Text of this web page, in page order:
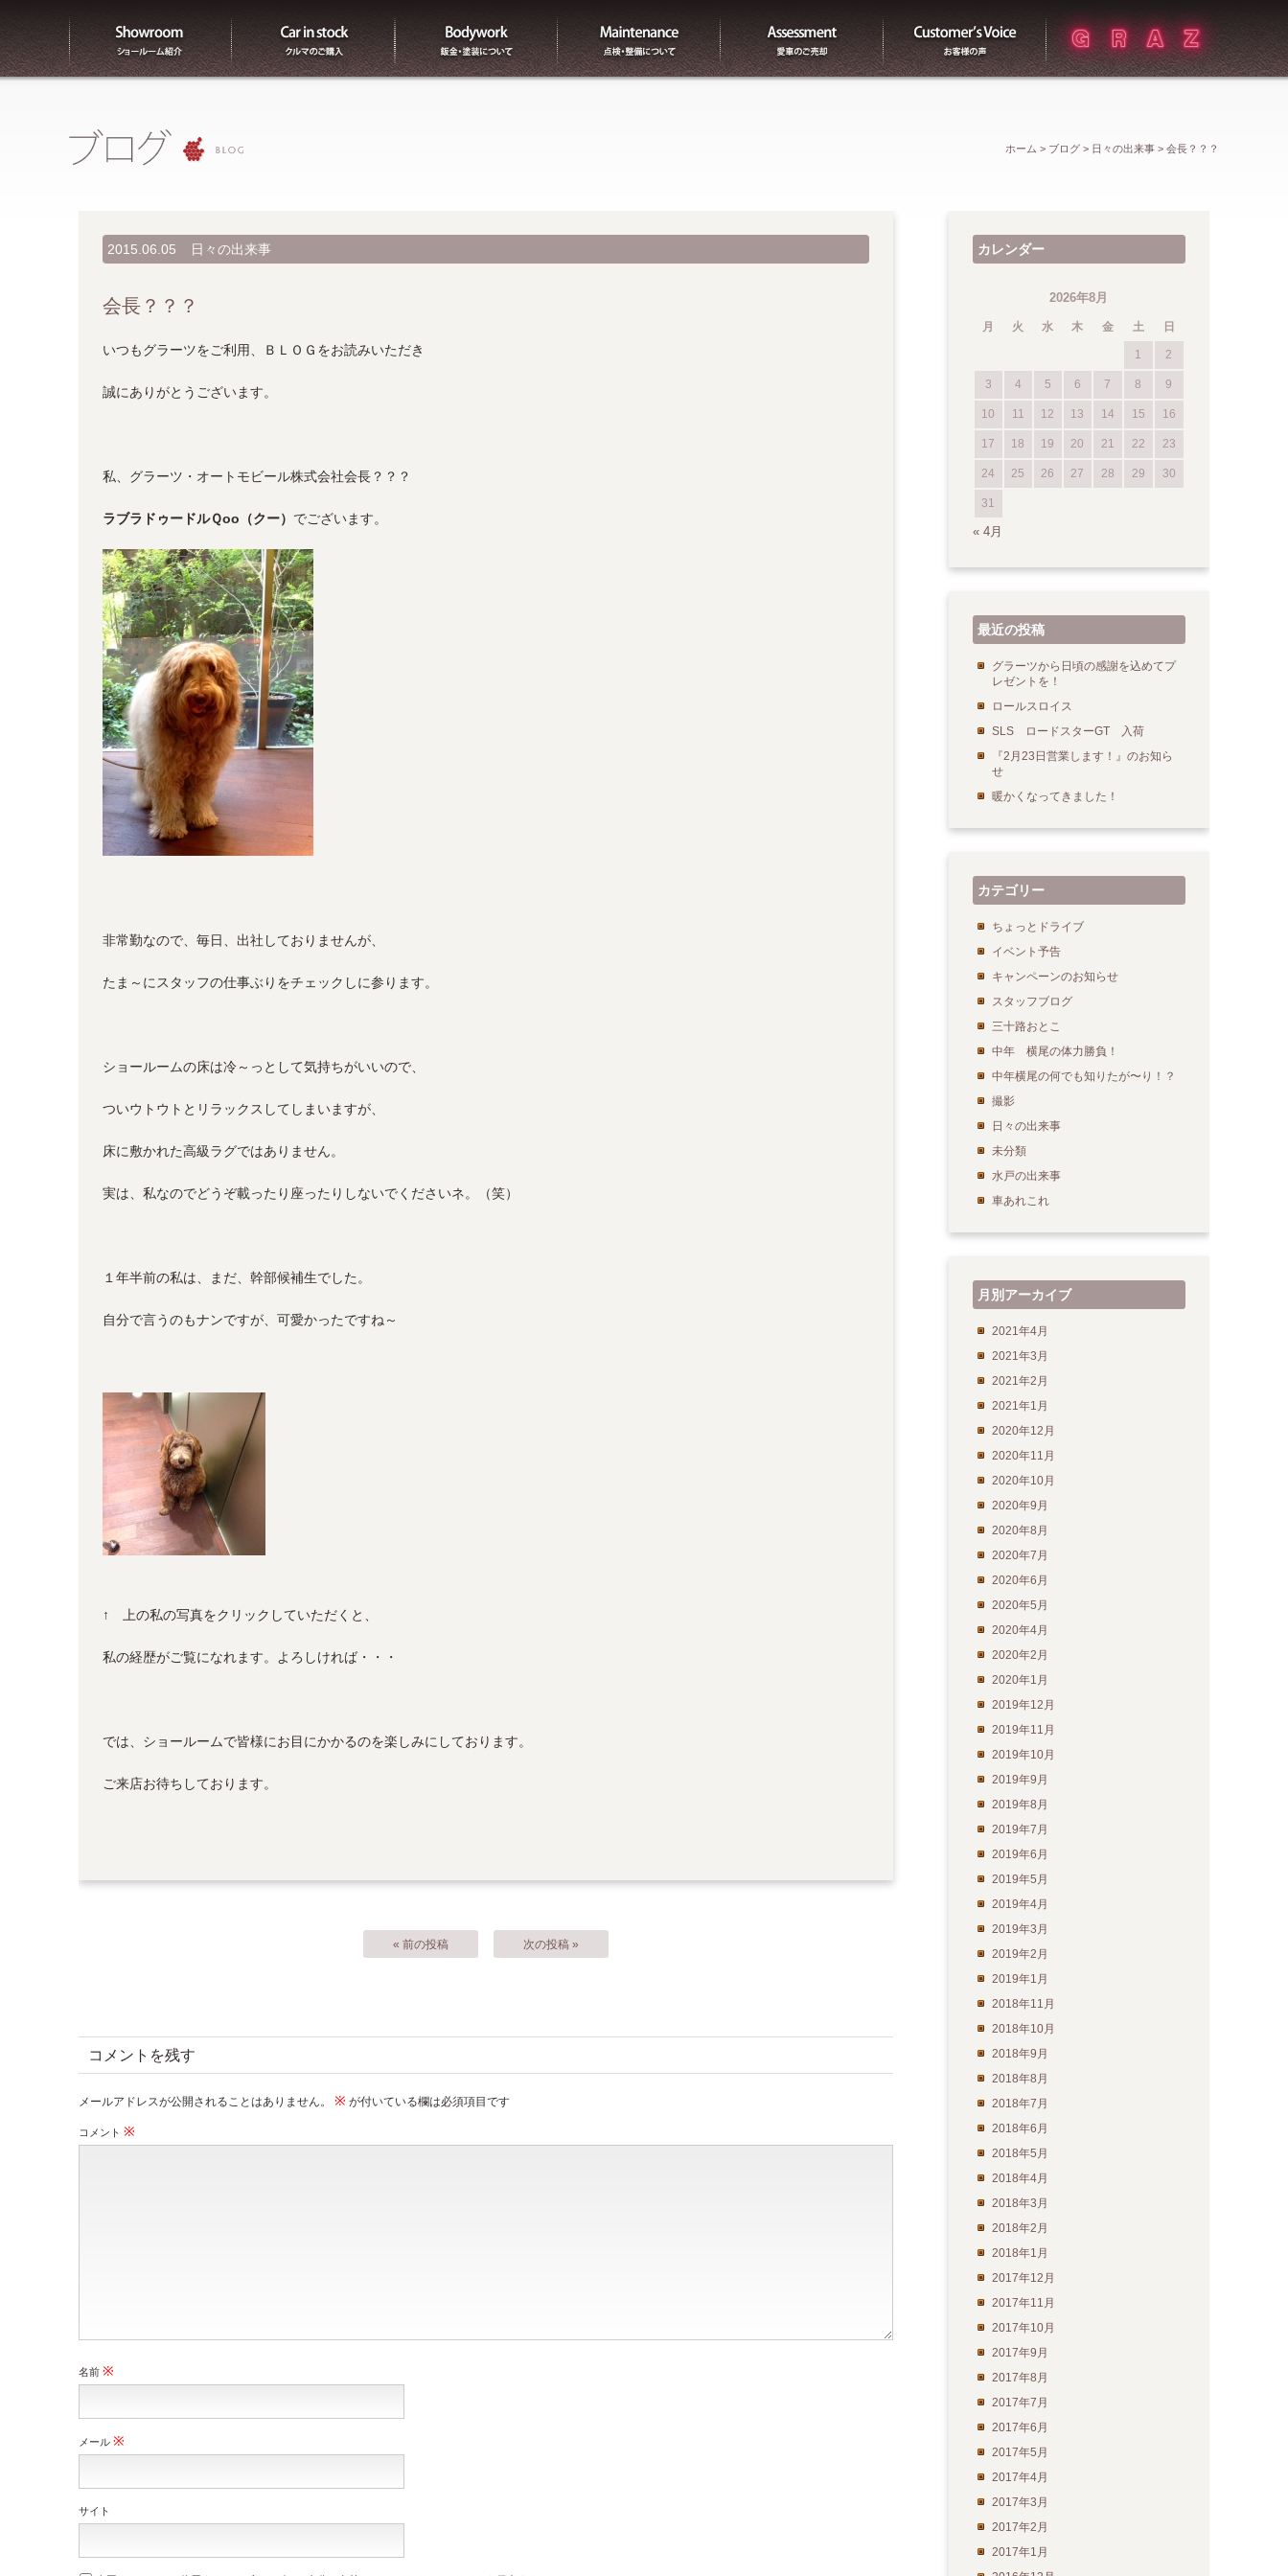
ショールーム紹介 販売 板金 整備 買取 お客様の声
ホーム > ブログ > 日々の出来事 > 会長？？？
2015.06.05 日々の出来事
会長？？？
いつもグラーツをご利用、ＢＬＯＧをお読みいただき
誠にありがとうございます。
私、グラーツ・オートモビール株式会社会長？？？
ラブラドゥードルＱoo（クー） でございます。
非常勤なので、毎日、出社しておりませんが、
たま～にスタッフの仕事ぶりをチェックしに参ります。
ショールームの床は冷～っとして気持ちがいいので、
ついウトウトとリラックスしてしまいますが、
床に敷かれた高級ラグではありません。
実は、私なのでどうぞ載ったり座ったりしないでくださいネ。（笑）
１年半前の私は、まだ、幹部候補生でした。
自分で言うのもナンですが、可愛かったですね～
↑ 上の私の写真をクリックしていただくと、
私の経歴がご覧になれます。よろしければ・・・
では、ショールームで皆様にお目にかかるのを楽しみにしております。
ご来店お待ちしております。
« 前の投稿 次の投稿 »
コメントを残す
メールアドレスが公開されることはありません。 ※ が付いている欄は必須項目です
コメント ※
名前 ※
メール ※
サイト
カレンダー
2026年8月
月 火 水 木 金 土 日
1 2
3 4 5 6 7 8 9
10 11 12 13 14 15 16
17 18 19 20 21 22 23
24 25 26 27 28 29 30
31
« 4月
最近の投稿
グラーツから日頃の感謝を込めてプ
レゼントを！
ロールスロイス
SLS ロードスターGT 入荷
『2月23日営業します！』のお知ら
せ
暖かくなってきました！
カテゴリー
ちょっとドライブ
イベント予告
キャンペーンのお知らせ
スタッフブログ
三十路おとこ
中年 横尾の体力勝負！
中年横尾の何でも知りたが〜り！？
撮影
日々の出来事
未分類
水戸の出来事
車あれこれ
月別アーカイブ
2021年4月
2021年3月
2021年2月
2021年1月
2020年12月
2020年11月
2020年10月
2020年9月
2020年8月
2020年7月
2020年6月
2020年5月
2020年4月
2020年2月
2020年1月
2019年12月
2019年11月
2019年10月
2019年9月
2019年8月
2019年7月
2019年6月
2019年5月
2019年4月
2019年3月
2019年2月
2019年1月
2018年11月
2018年10月
2018年9月
2018年8月
2018年7月
2018年6月
2018年5月
2018年4月
2018年3月
2018年2月
2018年1月
2017年12月
2017年11月
2017年10月
2017年9月
2017年8月
2017年7月
2017年6月
2017年5月
2017年4月
2017年3月
2017年2月
2017年1月